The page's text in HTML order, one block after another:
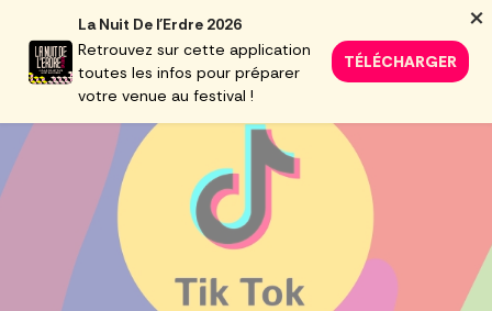
La Nuit De l'Erdre 2026
Retrouvez sur cette application
toutes les infos pour préparer
votre venue au festival !
TÉLÉCHARGER
×